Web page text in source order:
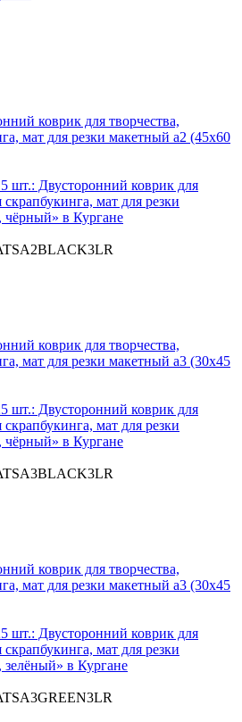
коврик для творчества,
мат для резки макетный а2 (45х60
коврик для творчества,
мат для резки макетный а3 (30х45
коврик для творчества,
мат для резки макетный а3 (30х45